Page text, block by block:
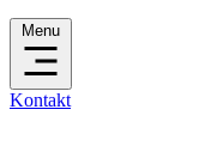
Menu
Kontakt